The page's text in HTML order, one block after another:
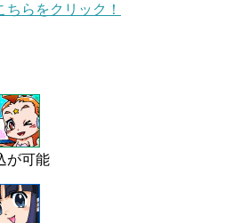
らをクリック！
が可能